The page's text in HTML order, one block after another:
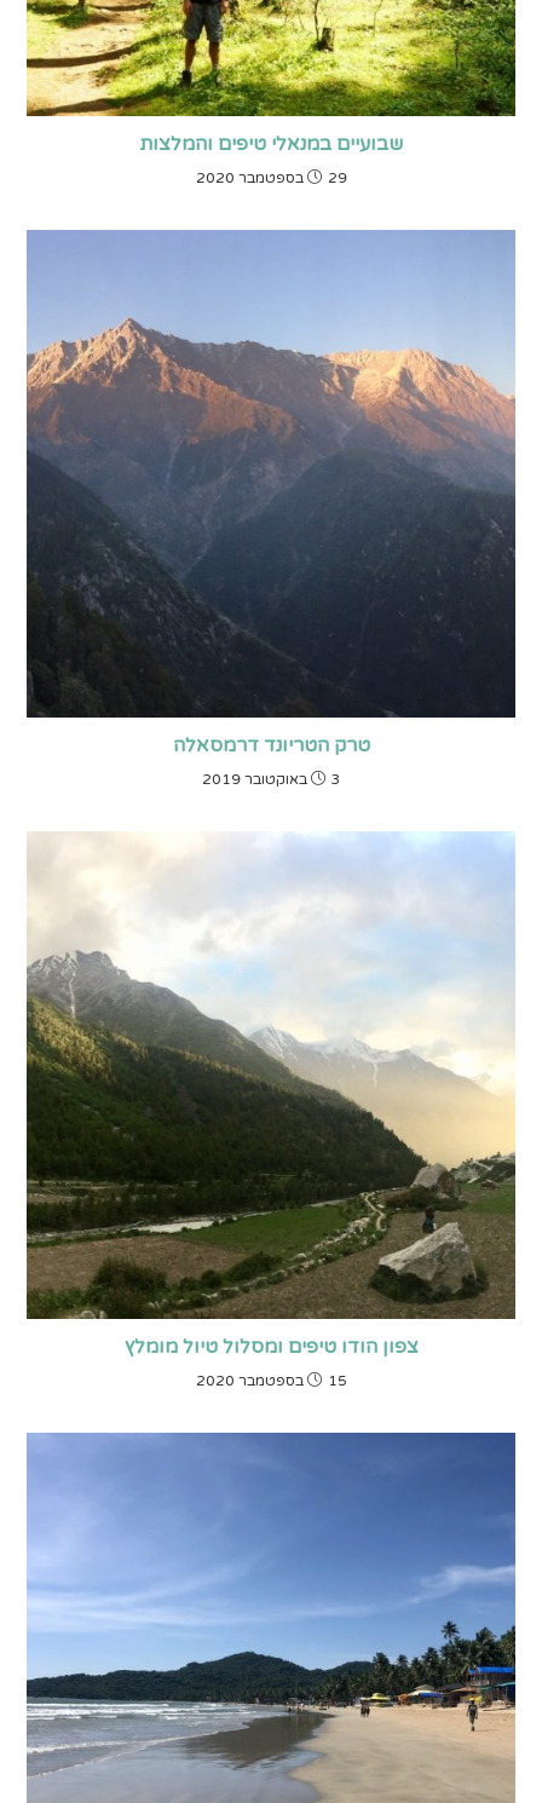
שבועיים במנאלי טיפים והמלצות
29 בספטמבר 2020
טרק הטריונד דרמסאלה
3 באוקטובר 2019
צפון הודו טיפים ומסלול טיול מומלץ
15 בספטמבר 2020